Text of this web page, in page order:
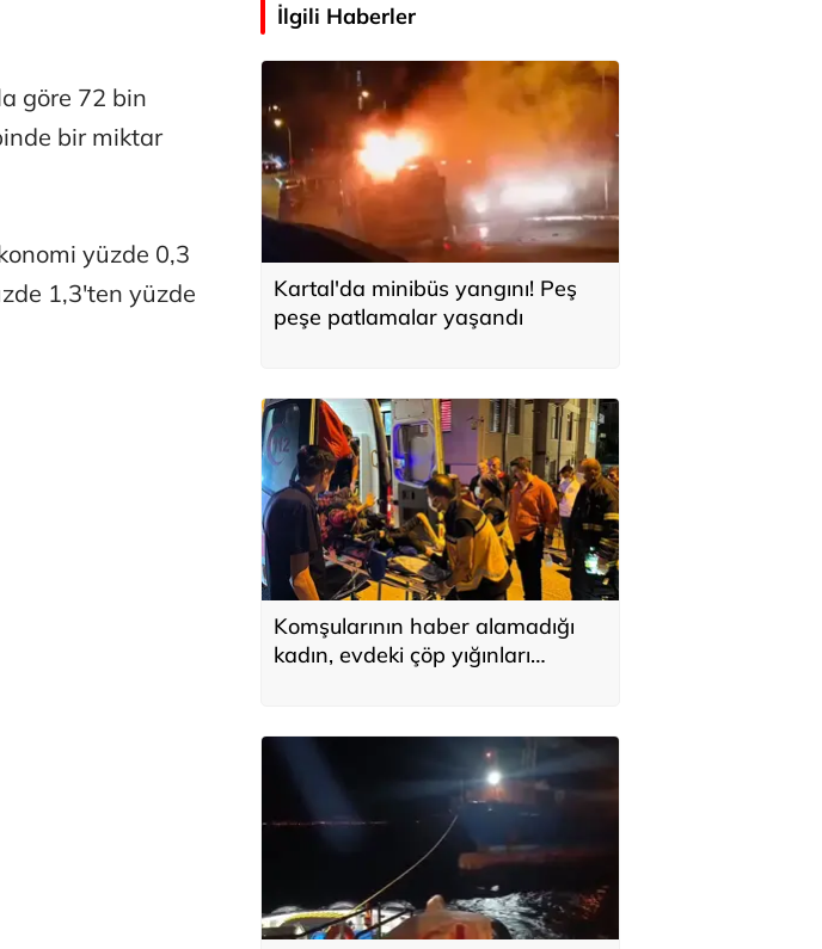
göre 72 bin
bir miktar
yüzde 0,3
1,3'ten yüzde
İlgili Haberler
Kartal'da minibüs yangını! Peş
peşe patlamalar yaşandı
Komşularının haber alamadığı
kadın, evdeki çöp yığınları